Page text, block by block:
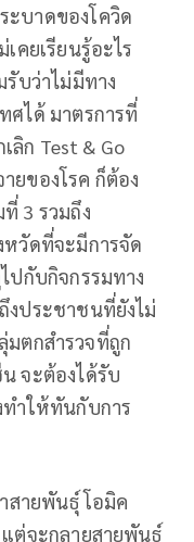
ะบาดของโควิด
คยเรียนรู้อะไร
รับว่าไม่มีทาง
ศได้ มาตรการที่
ลิก Test & Go
ยของโรค ก็ต้อง
3 รวมถึง
หวัดที่จะมีการจัด
ปกับกิจกรรมทาง
งประชาชนที่ยังไม่
มตกสำรวจที่ถูก
จะต้องได้รับ
ทำให้ทันกับการ
สายพันธ์ุ โอมิค
ต่จะกลายสายพันธุ์